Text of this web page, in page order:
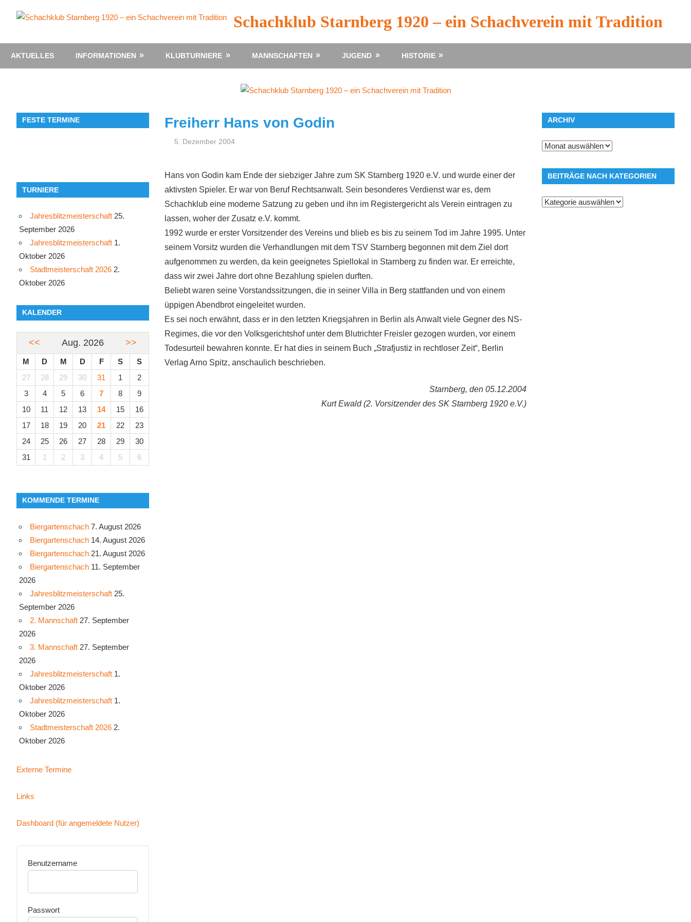
Inhalt
Schachklub Starnberg 1920 – ein Schachverein mit Tradition
AKTUELLES INFORMATIONEN KLUBTURNIERE MANNSCHAFTEN JUGEND HISTORIE
Freiherr Hans von Godin
5. Dezember 2004
Hans von Godin kam Ende der siebziger Jahre zum SK Starnberg 1920 e.V. und wurde einer der
aktivsten Spieler. Er war von Beruf Rechtsanwalt. Sein besonderes Verdienst war es, dem
Schachklub eine moderne Satzung zu geben und ihn im Registergericht als Verein eintragen zu
lassen, woher der Zusatz e.V. kommt.
1992 wurde er erster Vorsitzender des Vereins und blieb es bis zu seinem Tod im Jahre 1995. Unter
seinem Vorsitz wurden die Verhandlungen mit dem TSV Starnberg begonnen mit dem Ziel dort
aufgenommen zu werden, da kein geeignetes Spiellokal in Starnberg zu finden war. Er erreichte,
dass wir zwei Jahre dort ohne Bezahlung spielen durften.
Beliebt waren seine Vorstandssitzungen, die in seiner Villa in Berg stattfanden und von einem
üppigen Abendbrot eingeleitet wurden.
Es sei noch erwähnt, dass er in den letzten Kriegsjahren in Berlin als Anwalt viele Gegner des NS-
Regimes, die vor den Volksgerichtshof unter dem Blutrichter Freisler gezogen wurden, vor einem
Todesurteil bewahren konnte. Er hat dies in seinem Buch „Strafjustiz in rechtloser Zeit“, Berlin
Verlag Arno Spitz, anschaulich beschrieben.
Starnberg, den 05.12.2004
Kurt Ewald (2. Vorsitzender des SK Starnberg 1920 e.V.)
FESTE TERMINE
TURNIERE
Jahresblitzmeisterschaft25.
September 2026
Jahresblitzmeisterschaft1.
Oktober 2026
Stadtmeisterschaft 20262.
Oktober 2026
KALENDER
<< Aug. 2026 >>
M D M D F S
S
27
28 29 30 31 1
2
3
4 5 6 7 8
9
10
11 12 13 14 15
16
17
18 19 20 21 22
23
24
25 26 27 28 29
30
31
1 2 3 4 5 6
KOMMENDE TERMINE
Biergartenschach7. August 2026
Biergartenschach14. August 2026
Biergartenschach21. August 2026
Biergartenschach11. September
2026
Jahresblitzmeisterschaft25.
September 2026
2. Mannschaft27. September
2026
3. Mannschaft27. September
2026
Jahresblitzmeisterschaft1.
Oktober 2026
Jahresblitzmeisterschaft1.
Oktober 2026
Stadtmeisterschaft 20262.
Oktober 2026
Externe Termine
Links
Dashboard (für angemeldete Nutzer)
Benutzername
Passwort
ARCHIV
Archiv
BEITRÄGE NACH KATEGORIEN
Beiträge